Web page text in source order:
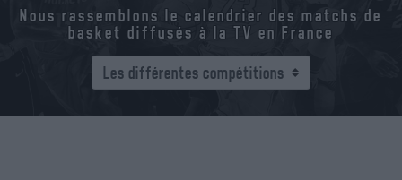
Nous rassemblons le calendrier des matchs de
basket diffusés à la TV en France